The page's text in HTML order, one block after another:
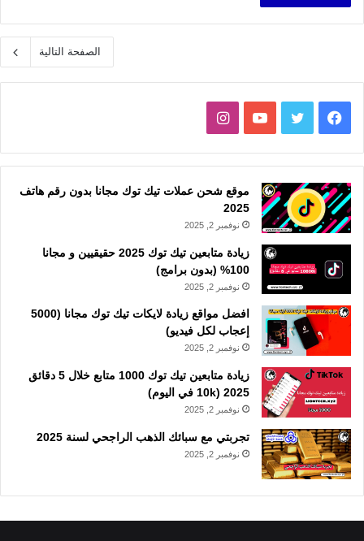
الصفحة التالية
فيسبوك تويتر يوتيوبانستقرام
موقع شحن عملات تيك توك مجانا بدون رقم هاتف
2025
نوفمبر 2, 2025
زيادة متابعين تيك توك 2025 حقيقيين و مجانا
100% (بدون برامج)
نوفمبر 2, 2025
افضل مواقع زيادة لايكات تيك توك مجانا (5000
إعجاب لكل فيديو)
نوفمبر 2, 2025
زيادة متابعين تيك توك 1000 متابع خلال 5 دقائق
2025 (10k في اليوم)
نوفمبر 2, 2025
تجربتي مع سبائك الذهب الراجحي لسنة 2025
نوفمبر 2, 2025